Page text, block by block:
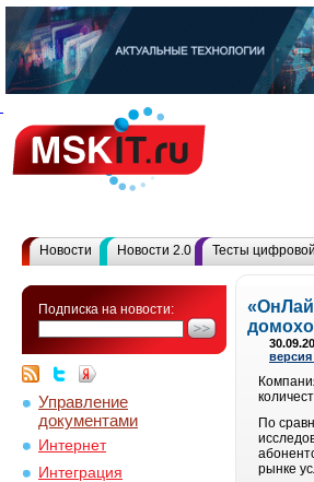
Новости Новости 2.0 Тесты
Подписка на новости:
Управление
документами
Интернет
Интеграция
версия
По
рынке